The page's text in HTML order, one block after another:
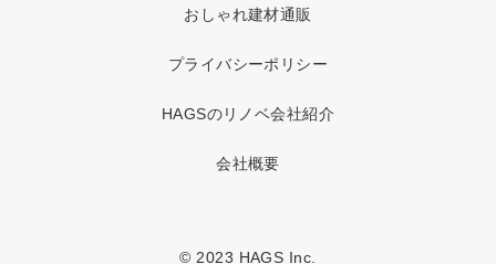
おしゃれ建材通販
プライバシーポリシー
HAGSのリノベ会社紹介
会社概要
© 2023 HAGS Inc.